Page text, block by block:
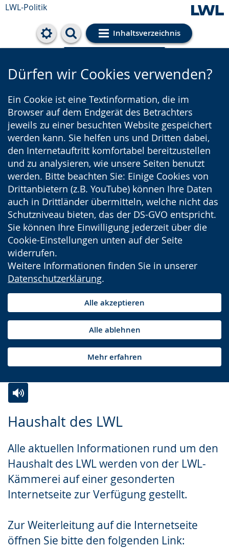
LWL-Politik
Inhaltsverzeichnis
Cookie-Einstellungen
Dürfen wir Cookies verwenden?
Ein Cookie ist eine Textinformation, die im
Browser auf dem Endgerät des Betrachters
jeweils zu einer besuchten Website gespeichert
werden kann. Sie helfen uns und Dritten dabei,
den Internetauftritt komfortabel bereitzustellen
und zu analysieren, wie unsere Seiten benutzt
werden. Bitte beachten Sie: Einige Cookies von
Drittanbietern (z.B. YouTube) können Ihre Daten
auch in Drittländer übermitteln, welche nicht das
Schutzniveau bieten, das der DS-GVO entspricht.
Sie können Ihre Einwilligung jederzeit über die
Cookie-Einstellungen unten auf der Seite
widerrufen.
Weitere Informationen finden Sie in unserer
Datenschutzerklärung.
Alle akzeptieren
Alle ablehnen
Mehr erfahren
Haushalt des LWL
Alle aktuellen Informationen rund um den
Haushalt des LWL werden von der LWL-
Kämmerei auf einer gesonderten
Internetseite zur Verfügung gestellt.
Zur Weiterleitung auf die Internetseite
öffnen Sie bitte den folgenden Link:
Leichten
wechseln.
Audio-
Video
Deutscher
Gebärdensprache
wird
angezeigt.